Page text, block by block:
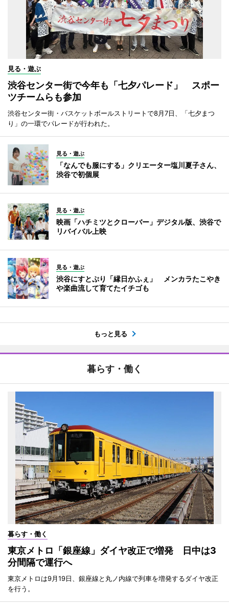
見る・遊ぶ
渋谷センター街で今年も「七夕パレード」 スポー
ツチームらも参加
渋谷センター街・バスケットボールストリートで8月7日、「七夕まつ
り」の一環でパレードが行われた。
見る・遊ぶ
「なんでも服にする」クリエーター塩川夏子さん、
渋谷で初個展
見る・遊ぶ
映画「ハチミツとクローバー」デジタル版、渋谷で
リバイバル上映
見る・遊ぶ
渋谷にすとぷり「縁日かふぇ」 メンカラたこやき
や楽曲流して育てたイチゴも
もっと見る
暮らす・働く
暮らす・働く
東京メトロ「銀座線」ダイヤ改正で増発 日中は3
分間隔で運行へ
東京メトロは9月19日、銀座線と丸ノ内線で列車を増発するダイヤ改正
を行う。